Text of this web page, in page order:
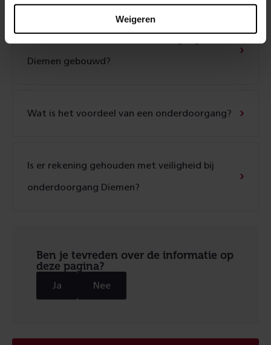
Weigeren
Diemen gebouwd?
Wat is het voordeel van een onderdoorgang?
Is er rekening gehouden met veiligheid bij
onderdoorgang Diemen?
Ben je tevreden over de informatie op
deze pagina?
Ja Nee